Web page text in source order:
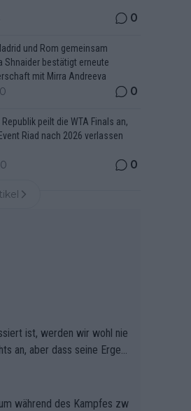
0
und Rom gemeinsam
Shnaider bestätigt erneute
mit Mirra Andreeva
0
peilt die WTA Finals an,
Riad nach 2026 verlassen
0
ist, werden wir wohl nie
an, aber dass seine Ergeb
während des Kampfes zw